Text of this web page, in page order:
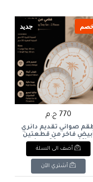
جديد
770 ج.م
صواني تقديم دائري
فاخر من قطعتين
(40 سم + 30 سم) :
Luxury White Round
Serving Tray Set – 2
Pieces (40 cm + 30 cm)
أضف الى السلة
أشتري الآن